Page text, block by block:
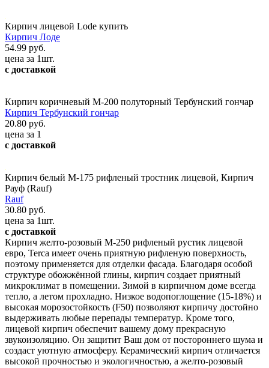
Кирпич лицевой Lode купить
Кирпич Лоде
54.99 руб.
цена за 1шт.
с доставкой
Кирпич коричневый М-200 полуторный Тербунский гончар
Кирпич Тербунский гончар
20.80 руб.
цена за 1
с доставкой
Кирпич белый М-175 рифленый тростник лицевой, Кирпич
Рауф (Rauf)
Rauf
30.80 руб.
цена за 1шт.
с доставкой
Кирпич желто-розовый М-250 рифленый рустик лицевой
евро, Terca имеет очень приятную рифленую поверхность,
поэтому применяется для отделки фасада. Благодаря особой
структуре обожжённой глины, кирпич создает приятный
микроклимат в помещении. Зимой в кирпичном доме всегда
тепло, а летом прохладно. Низкое водопоглощение (15-18%) и
высокая морозостойкость (F50) позволяют кирпичу достойно
выдерживать любые перепады температур. Кроме того,
лицевой кирпич обеспечит вашему дому прекрасную
звукоизоляцию. Он защитит Ваш дом от постороннего шума и
создаст уютную атмосферу. Керамический кирпич отличается
высокой прочностью и экологичностью, а желто-розовый